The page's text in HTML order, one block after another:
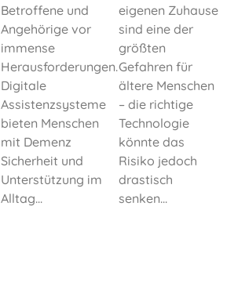
Betroffene und
Angehörige vor
immense
Herausforderungen.
Digitale
Assistenzsysteme
bieten Menschen
mit Demenz
Sicherheit und
Unterstützung im
Alltag...
eigenen Zuhause
sind eine der
größten
Gefahren für
ältere Menschen
– die richtige
Technologie
könnte das
Risiko jedoch
drastisch
senken...